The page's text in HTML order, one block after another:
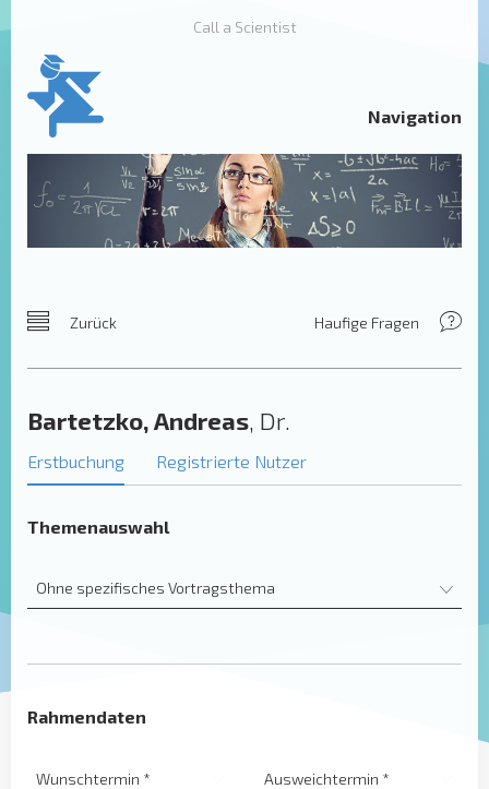
Call a Scientist
Navigation
Zurück Haufige Fragen
Bartetzko, Andreas, Dr.
Erstbuchung Registrierte Nutzer
Themenauswahl
Ohne spezifisches Vortragsthema
Rahmendaten
Wunschtermin * Ausweichtermin *